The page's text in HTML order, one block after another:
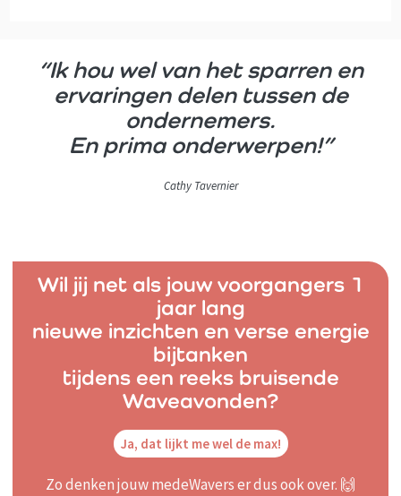
“Ik hou wel van het sparren en
ervaringen delen tussen de
ondernemers.
En prima onderwerpen!”
Cathy Tavernier
Wil jij net als jouw voorgangers 1
jaar lang
nieuwe inzichten en verse energie
bijtanken
tijdens een reeks bruisende
Waveavonden?
Ja, dat lijkt me wel de max!
Zo denken jouw medeWavers er dus ook over. 🙌